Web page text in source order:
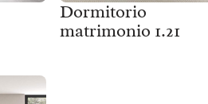
Dormitorio
matrimonio 1.21